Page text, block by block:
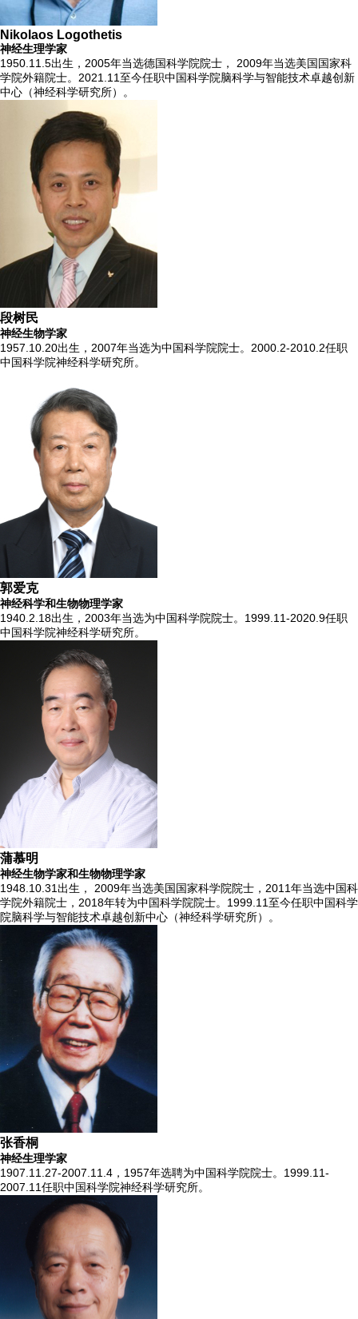
Nikolaos Logothetis
神经生理学家
1950.11.5出生，2005年当选德国科学院院士， 2009年当选美国国家科
学院外籍院士。2021.11至今任职中国科学院脑科学与智能技术卓越创新
中心（神经科学研究所）。
段树民
神经生物学家
1957.10.20出生，2007年当选为中国科学院院士。2000.2-2010.2任职
中国科学院神经科学研究所。
郭爱克
神经科学和生物物理学家
1940.2.18出生，2003年当选为中国科学院院士。1999.11-2020.9任职
中国科学院神经科学研究所。
蒲慕明
神经生物学家和生物物理学家
1948.10.31出生， 2009年当选美国国家科学院院士，2011年当选中国科
学院外籍院士，2018年转为中国科学院院士。1999.11至今任职中国科学
院脑科学与智能技术卓越创新中心（神经科学研究所）。
张香桐
神经生理学家
1907.11.27-2007.11.4，1957年选聘为中国科学院院士。1999.11-
2007.11任职中国科学院神经科学研究所。